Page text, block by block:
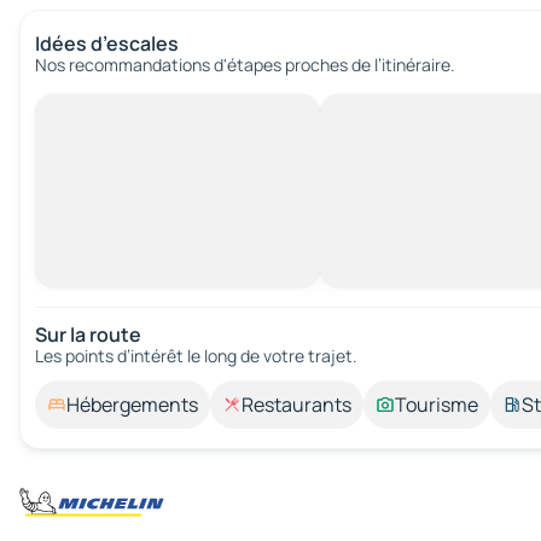
Idées d’escales
Nos recommandations d'étapes proches de l’itinéraire.
Sur la route
Les points d’intérêt le long de votre trajet.
Hébergements Restaurants Tourisme